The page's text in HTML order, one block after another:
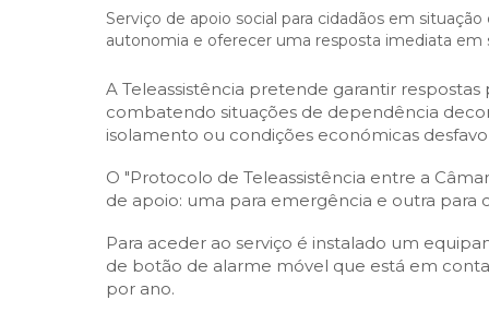
Planeamento Estratégico
Cascais Próxima
Economia & Inovação
Governação
Qualidade de vida
TEMPOS LIVRES
INVESTIR EM CASCAIS
Serviço de apoio social para cidadãos em
autonomia e oferecer uma resposta imediata
A Teleassistência pretende garantir
combatendo situações de dependência
isolamento ou condições económicas
O "Protocolo de Teleassistência entre a
de apoio: uma para emergência e outra para
Para aceder ao serviço é instalado um
de botão de alarme móvel que está em
por ano.